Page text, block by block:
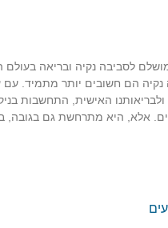
לסביבה נקיה ובריאה בעולם
נקיה הם חשובים יותר מתמיד. עם
האישית, התחשבות
אלא, היא מתרחשת גם בגובה,